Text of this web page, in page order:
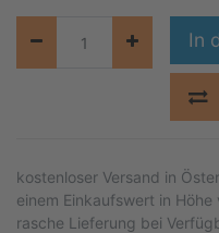
In
kostenloser Versand in
einem Einkaufswert in
rasche Lieferung bei